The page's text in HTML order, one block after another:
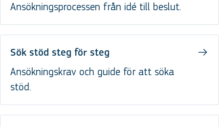
Ansökningsprocessen från idé till beslut.
Sök stöd steg för steg
Ansökningskrav och guide för att söka
stöd.